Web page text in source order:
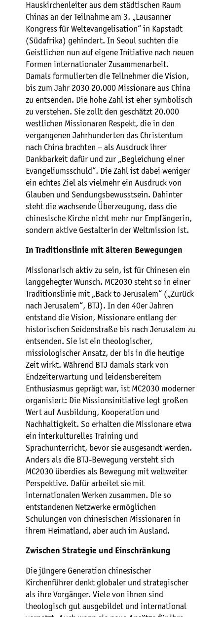
Hauskirchenleiter aus dem städtischen Raum
Chinas an der Teilnahme am 3. „Lausanner
Kongress für Weltevangelisation“ in Kapstadt
(Südafrika) gehindert. In Seoul suchten die
Geistlichen nun auf eigene Initiative nach neuen
Formen internationaler Zusammenarbeit.
Damals formulierten die Teilnehmer die Vision,
bis zum Jahr 2030 20.000 Missionare aus China
zu entsenden. Die hohe Zahl ist eher symbolisch
zu verstehen. Sie zollt den geschätzt 20.000
westlichen Missionaren Respekt, die in den
vergangenen Jahrhunderten das Christentum
nach China brachten – als Ausdruck ihrer
Dankbarkeit dafür und zur „Begleichung einer
Evangeliumsschuld“. Die Zahl ist dabei weniger
ein echtes Ziel als vielmehr ein Ausdruck von
Glauben und Sendungsbewusstsein. Dahinter
steht die wachsende Überzeugung, dass die
chinesische Kirche nicht mehr nur Empfängerin,
sondern aktive Gestalterin der Weltmission ist.
In Traditionslinie mit älteren Bewegungen
Missionarisch aktiv zu sein, ist für Chinesen ein
langgehegter Wunsch. MC2030 steht so in einer
Traditionslinie mit „Back to Jerusalem“ („Zurück
nach Jerusalem“, BTJ). In den 40er Jahren
entstand die Vision, Missionare entlang der
historischen Seidenstraße bis nach Jerusalem zu
entsenden. Sie ist ein theologischer,
missiologischer Ansatz, der bis in die heutige
Zeit wirkt. Während BTJ damals stark von
Endzeiterwartung und leidensbereitem
Enthusiasmus geprägt war, ist MC2030 moderner
organisiert: Die Missionsinitiative legt großen
Wert auf Ausbildung, Kooperation und
Nachhaltigkeit. So erhalten die Missionare etwa
ein interkulturelles Training und
Sprachunterricht, bevor sie ausgesandt werden.
Anders als die BTJ-Bewegung versteht sich
MC2030 überdies als Bewegung mit weltweiter
Perspektive. Dafür arbeitet sie mit
internationalen Werken zusammen. Die so
entstandenen Netzwerke ermöglichen
Schulungen von chinesischen Missionaren in
ihrem Heimatland, aber auch im Ausland.
Zwischen Strategie und Einschränkung
Die jüngere Generation chinesischer
Kirchenführer denkt globaler und strategischer
als ihre Vorgänger. Viele von ihnen sind
theologisch gut ausgebildet und international